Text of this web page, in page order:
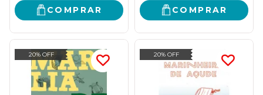
COMPRAR COMPRAR
20% OFF 20% OFF